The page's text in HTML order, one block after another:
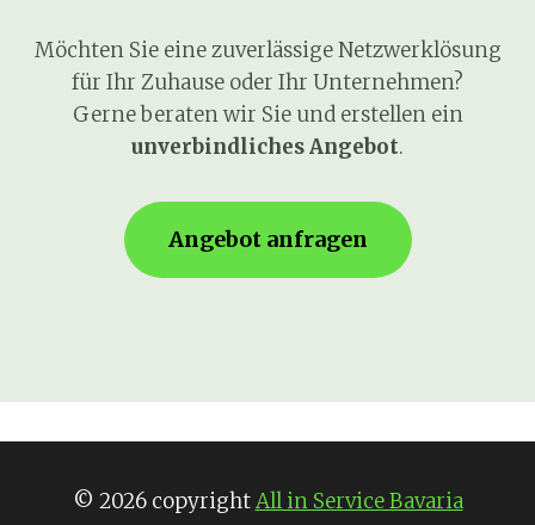
Möchten Sie eine zuverlässige Netzwerklösung
für Ihr Zuhause oder Ihr Unternehmen?
Gerne beraten wir Sie und erstellen ein
unverbindliches Angebot.
Angebot anfragen
© 2026 copyrightAll in Service Bavaria